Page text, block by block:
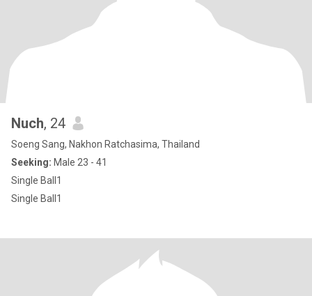
Nuch, 24
Soeng Sang, Nakhon Ratchasima, Thailand
Seeking: Male 23 - 41
Single Ball1
Single Ball1